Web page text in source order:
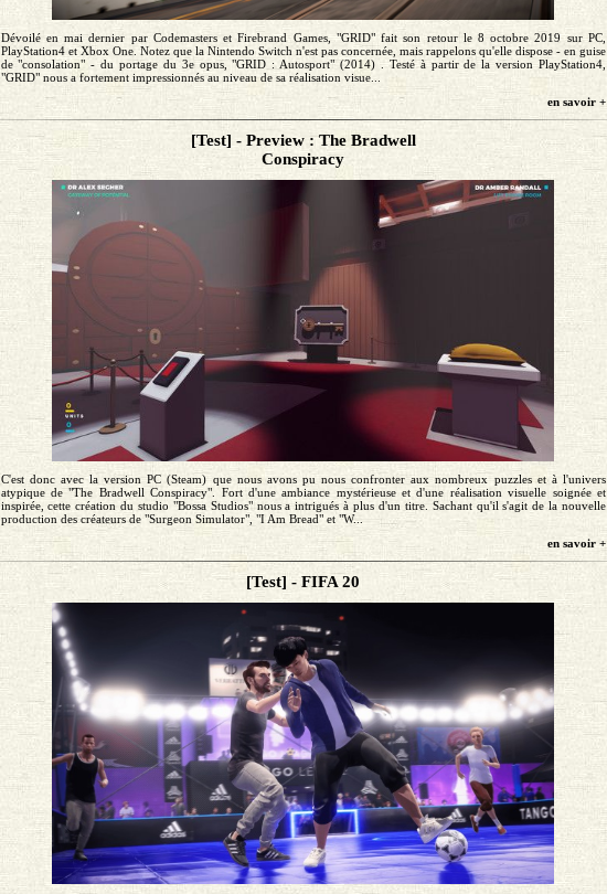
Dévoilé en mai dernier par Codemasters et Firebrand Games, "GRID" fait son retour le 8 octobre 2019 sur PC,
PlayStation4 et Xbox One. Notez que la Nintendo Switch n'est pas concernée, mais rappelons qu'elle dispose - en guise
de "consolation" - du portage du 3e opus, "GRID : Autosport" (2014) . Testé à partir de la version PlayStation4,
"GRID" nous a fortement impressionnés au niveau de sa réalisation visue...
en savoir +
[Test] - Preview : The Bradwell
Conspiracy
C'est donc avec la version PC (Steam) que nous avons pu nous confronter aux nombreux puzzles et à l'univers
atypique de "The Bradwell Conspiracy". Fort d'une ambiance mystérieuse et d'une réalisation visuelle soignée et
inspirée, cette création du studio "Bossa Studios" nous a intrigués à plus d'un titre. Sachant qu'il s'agit de la nouvelle
production des créateurs de "Surgeon Simulator", "I Am Bread" et "W...
en savoir +
[Test] - FIFA 20